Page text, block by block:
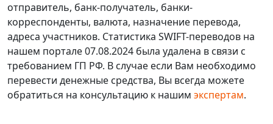
отправитель, банк-получатель, банки-
корреспонденты, валюта, назначение перевода,
адреса участников. Статистика SWIFT-переводов на
нашем портале 07.08.2024 была удалена в связи с
требованием ГП РФ. В случае если Вам необходимо
перевести денежные средства, Вы всегда можете
обратиться на консультацию к нашим экспертам.